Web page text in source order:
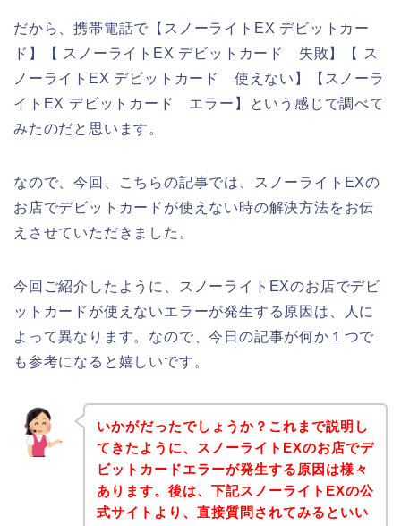
だから、携帯電話で【スノーライトEX デビットカー
ド】【 スノーライトEX デビットカード 失敗】【 ス
ノーライトEX デビットカード 使えない】【スノーラ
イトEX デビットカード エラー】という感じで調べて
みたのだと思います。
なので、今回、こちらの記事では、スノーライトEXの
お店でデビットカードが使えない時の解決方法をお伝
えさせていただきました。
今回ご紹介したように、スノーライトEXのお店でデビ
ットカードが使えないエラーが発生する原因は、人に
よって異なります。なので、今日の記事が何か１つで
も参考になると嬉しいです。
いかがだったでしょうか？これまで説明し
てきたように、スノーライトEXのお店でデ
ビットカードエラーが発生する原因は様々
あります。後は、下記スノーライトEXの公
式サイトより、直接質問されてみるといい